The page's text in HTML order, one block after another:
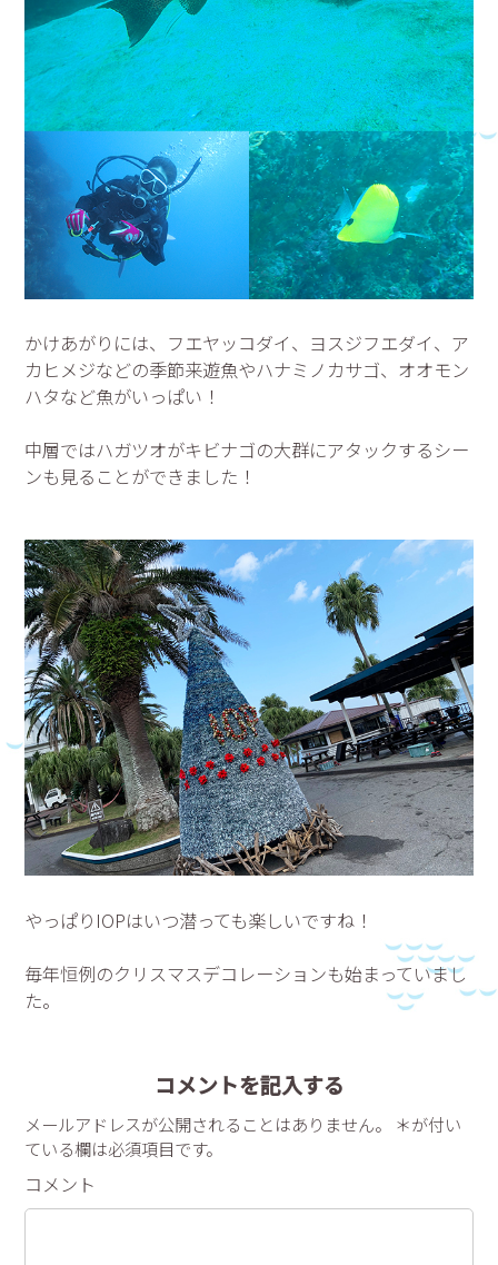
かけあがりには、フエヤッコダイ、ヨスジフエダイ、ア
カヒメジなどの季節来遊魚やハナミノカサゴ、オオモン
ハタなど魚がいっぱい！
中層ではハガツオがキビナゴの大群にアタックするシー
ンも見ることができました！
やっぱりIOPはいつ潜っても楽しいですね！
毎年恒例のクリスマスデコレーションも始まっていまし
た。
コメントを記入する
メールアドレスが公開されることはありません。 ＊が付い
ている欄は必須項目です。
コメント